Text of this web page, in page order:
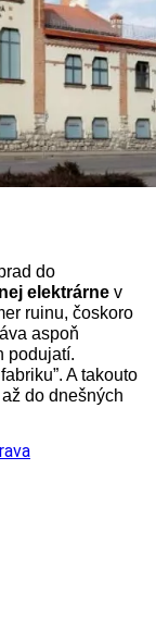
do
elektrárne v
ruinu, čoskoro
aspoň
podujatí.
A takouto
do dnešných